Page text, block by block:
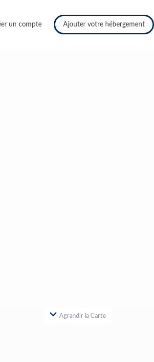
un compte Ajouter votre hébergement
Agrandir la Carte